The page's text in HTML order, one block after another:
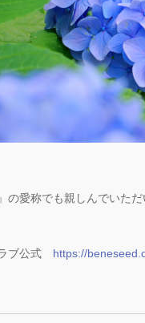
の愛称でも親しんでいた
ブ公式 https://